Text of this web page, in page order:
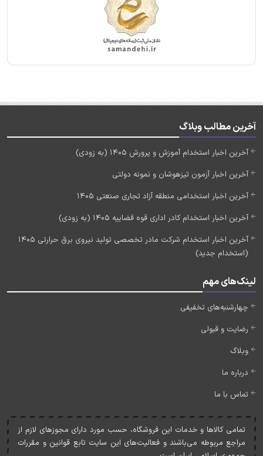
آخرین مطالب وبلاگ
آخرین اخبار استخدام آموزش و پرورش 1405 (به زودی)
آخرین اخبار آزمون تیزهوشان و نمونه دولتی
آخرین اخبار استخدامی منطقه آزاد تجاری صنعتی 1405
آخرین اخبار استخدام کادر اداری قوه قضاییه 1405 (به زودی)
آخرین اخبار استخدام شرکت مادر تخصصی تولید نیروی برق حرارتی 1405
(استخدام جدید)
لینک‌های مهم
چهارشنبه‌های تخفیفی
رضایت و قبولی
وبلاگ
درباره ما
تماس با ما
تمامی کالاها و خدمات اين فروشگاه، حسب مورد دارای مجوزهای لازم از
مراجع مربوطه می‌باشند و فعاليت‌های اين سايت تابع قوانين و مقررات